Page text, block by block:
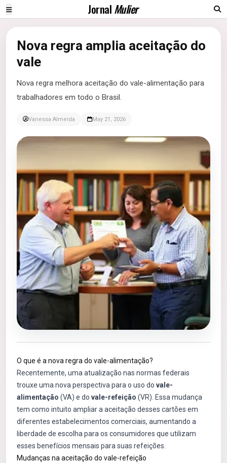
JornalMulier
Nova regra amplia aceitação do
vale
Nova regra melhora aceitação do vale-alimentação para
trabalhadores em todo o Brasil.
Vanessa Almeida May 21, 2026
O que é a nova regra do vale-alimentação?
Recentemente, uma atualização nas normas federais
trouxe uma nova perspectiva para o uso do vale-
alimentação (VA) e do vale-refeição (VR). Essa mudança
tem como intuito ampliar a aceitação desses cartões em
diferentes estabelecimentos comerciais, aumentando a
liberdade de escolha para os consumidores que utilizam
esses benefícios mensais para suas refeições.
Mudanças na aceitação do vale-refeição